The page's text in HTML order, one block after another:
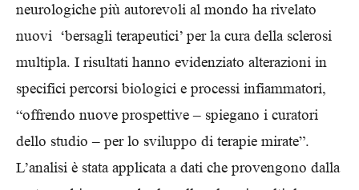
neurologiche più autorevoli al mondo ha rivelato
nuovi ‘bersagli terapeutici’ per la cura della sclerosi
multipla. I risultati hanno evidenziato alterazioni in
specifici percorsi biologici e processi infiammatori,
“offrendo nuove prospettive – spiegano i curatori
dello studio – per lo sviluppo di terapie mirate”.
L’analisi è stata applicata a dati che provengono dalla